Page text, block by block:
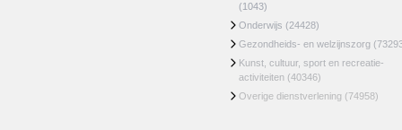
(1043)
Onderwijs (24428)
Gezondheids- en welzijnszorg
Kunst, cultuur, sport en recreatie-
activiteiten (40346)
Overige dienstverlening (74958)